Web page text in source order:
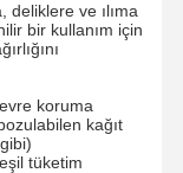
deliklere ve ılıma
bir kullanım için
koruma
kağıt
tüketim